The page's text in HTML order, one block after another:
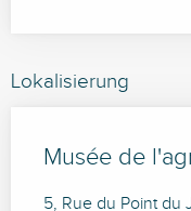
Lokalisierung
Musée de
5, Rue du Point du